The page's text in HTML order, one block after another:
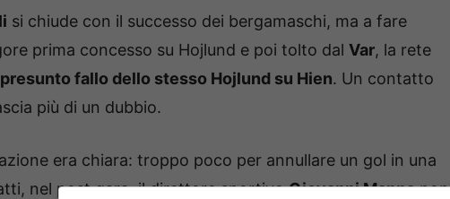
si chiude con il successo dei bergamaschi, ma a fare
prima concesso su Hojlund e poi tolto dal Var, la rete
presunto fallo dello stesso Hojlund su Hien. Un contatto
più di un dubbio.
era chiara: troppo poco per annullare un gol in una
nel post gara, il direttore sportivoGiovanni Mannanon